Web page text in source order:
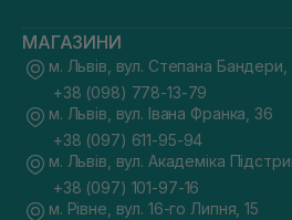
МАГАЗИНИ
м. Львів, вул. Степана Бандери,
+38 (098) 778-13-79
м. Львів, вул. Івана Франка, 36
+38 (097) 611-95-94
м. Львів, вул. Академіка
+38 (097) 101-97-16
м. Рівне, вул. 16-го Липня, 15